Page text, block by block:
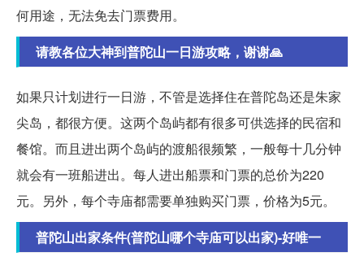
何用途，无法免去门票费用。
请教各位大神到普陀山一日游攻略，谢谢🙏
如果只计划进行一日游，不管是选择住在普陀岛还是朱家
尖岛，都很方便。这两个岛屿都有很多可供选择的民宿和
餐馆。而且进出两个岛屿的渡船很频繁，一般每十几分钟
就会有一班船进出。每人进出船票和门票的总价为220
元。另外，每个寺庙都需要单独购买门票，价格为5元。
普陀山出家条件(普陀山哪个寺庙可以出家)-好唯一